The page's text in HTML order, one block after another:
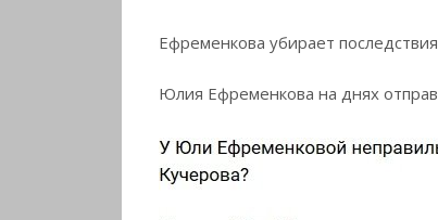
Ефременкова убирает
Юлия Ефременкова на днях